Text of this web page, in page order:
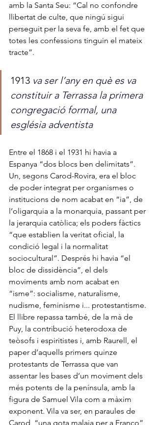
amb la Santa Seu: “Cal no confondre
llibertat de culte, que ningú sigui
perseguit per la seva fe, amb el fet que
totes les confessions tinguin el mateix
tracte”.
1913 va ser l’any en què es va
constituir a Terrassa la primera
congregació formal, una
església adventista
Entre el 1868 i el 1931 hi havia a
Espanya “dos blocs ben delimitats”.
Un, segons Carod-Rovira, era el bloc
de poder integrat per organismes o
institucions de nom acabat en “ia”, de
l’oligarquia a la monarquia, passant per
la jerarquia catòlica; els poders fàctics
“que establien la veritat oficial, la
condició legal i la normalitat
sociocultural”. Després hi havia “el
bloc de dissidència”, el dels
moviments amb nom acabat en
“isme”: socialisme, naturalisme,
nudisme, feminisme i... protestantisme.
El llibre repassa també, de la mà de
Puy, la contribució heterodoxa de
teòsofs i espiritistes i, amb Raurell, el
paper d’aquells primers quinze
protestants de Terrassa que van
assentar les bases d’un moviment dels
més potents de la península, amb la
figura de Samuel Vila com a màxim
exponent. Vila va ser, en paraules de
Carod, “una gota malaia per a Franco”,